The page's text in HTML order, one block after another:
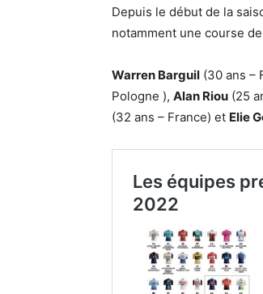
Depuis le début de la
notamment une course
Warren Barguil (30 ans –
Pologne ), Alan Riou (25
(32 ans – France) et Elie